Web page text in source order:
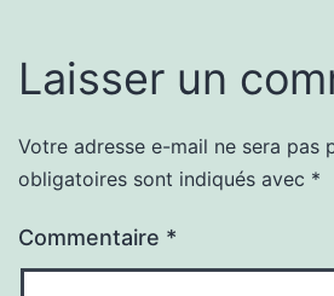
Laisser un
Votre adresse e-mail ne sera pas
obligatoires sont indiqués avec *
Commentaire *